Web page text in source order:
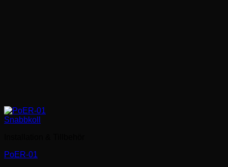
Snabbkoll
PoER-01